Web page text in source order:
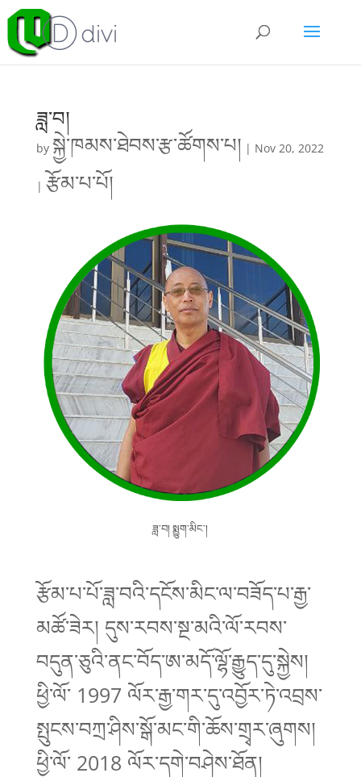
ཟླ་བ།
by སྐྱེ་ཁམས་ཐེབས་རྩ་ཚོགས་པ། | Nov 20, 2022
| རྩོམ་པ་པོ།
ཟླ་བ། སྨྱུག་མིང་།
རྩོམ་པ་པོ་ཟླ་བའི་དངོས་མིང་ལ་བཟོད་པ་རྒྱ་
མཚོ་ཟེར། དུས་རབས་སྔ་མའི་ལོ་རབས་
བདུན་ཅུའི་ནང་བོད་ཨ་མདོ་ལྷོ་རྒྱུད་དུ་སྐྱེས།
ཕྱི་ལོ་ 1997 ལོར་རྒྱ་གར་དུ་འབྱོར་ཏེ་འབྲས་
སྤུངས་བཀྲ་ཤིས་སྒོ་མང་གི་ཆོས་གྲྭར་ཞུགས།
ཕྱི་ལོ་ 2018 ལོར་དགེ་བཤེས་ཐོན།